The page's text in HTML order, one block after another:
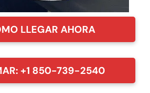
LLEGAR AHORA
+1 850-739-2540